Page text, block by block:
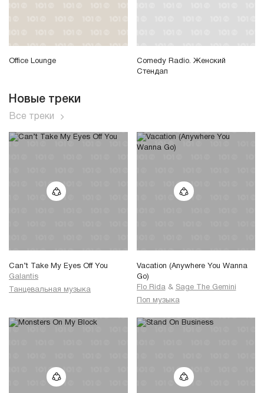
Office Lounge
Comedy Radio. Женский
Стендап
Новые треки
Все треки
Can’t Take My Eyes Off You
Galantis
Танцевальная музыка
Vacation (Anywhere You Wanna
Go)
Flo Rida & Sage The Gemini
Поп музыка